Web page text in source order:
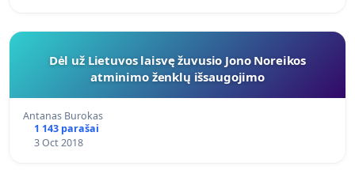
Dėl už Lietuvos laisvę žuvusio Jono Noreikos
atminimo ženklų išsaugojimo
Antanas Burokas
1 143 parašai
3 Oct 2018